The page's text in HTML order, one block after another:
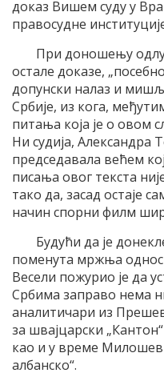
доказ Вишем суду у
правосудне
При доношењу
остале доказе,
допунски налаз и
Србије, из кога,
питања која је о овом
Ни судија, Александра
председавала већем
писања овог текста
тако да, засад остаје
начин спорни филм
Будући да је
поменута мржња
Весели пожурио је да
Србима заправо нема
аналитичари из
за швајцарски
као и у време
албанско“.